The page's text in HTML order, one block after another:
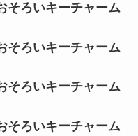
そろいキーチャーム
そろいキーチャーム
そろいキーチャーム
そろいキーチャーム